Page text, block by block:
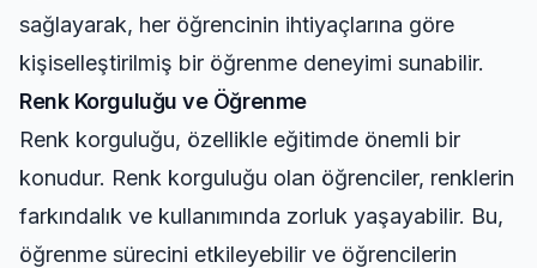
sağlayarak, her öğrencinin ihtiyaçlarına göre
kişiselleştirilmiş bir öğrenme deneyimi sunabilir.
Renk Korguluğu ve Öğrenme
Renk korguluğu, özellikle eğitimde önemli bir
konudur. Renk korguluğu olan öğrenciler, renklerin
farkındalık ve kullanımında zorluk yaşayabilir. Bu,
öğrenme sürecini etkileyebilir ve öğrencilerin